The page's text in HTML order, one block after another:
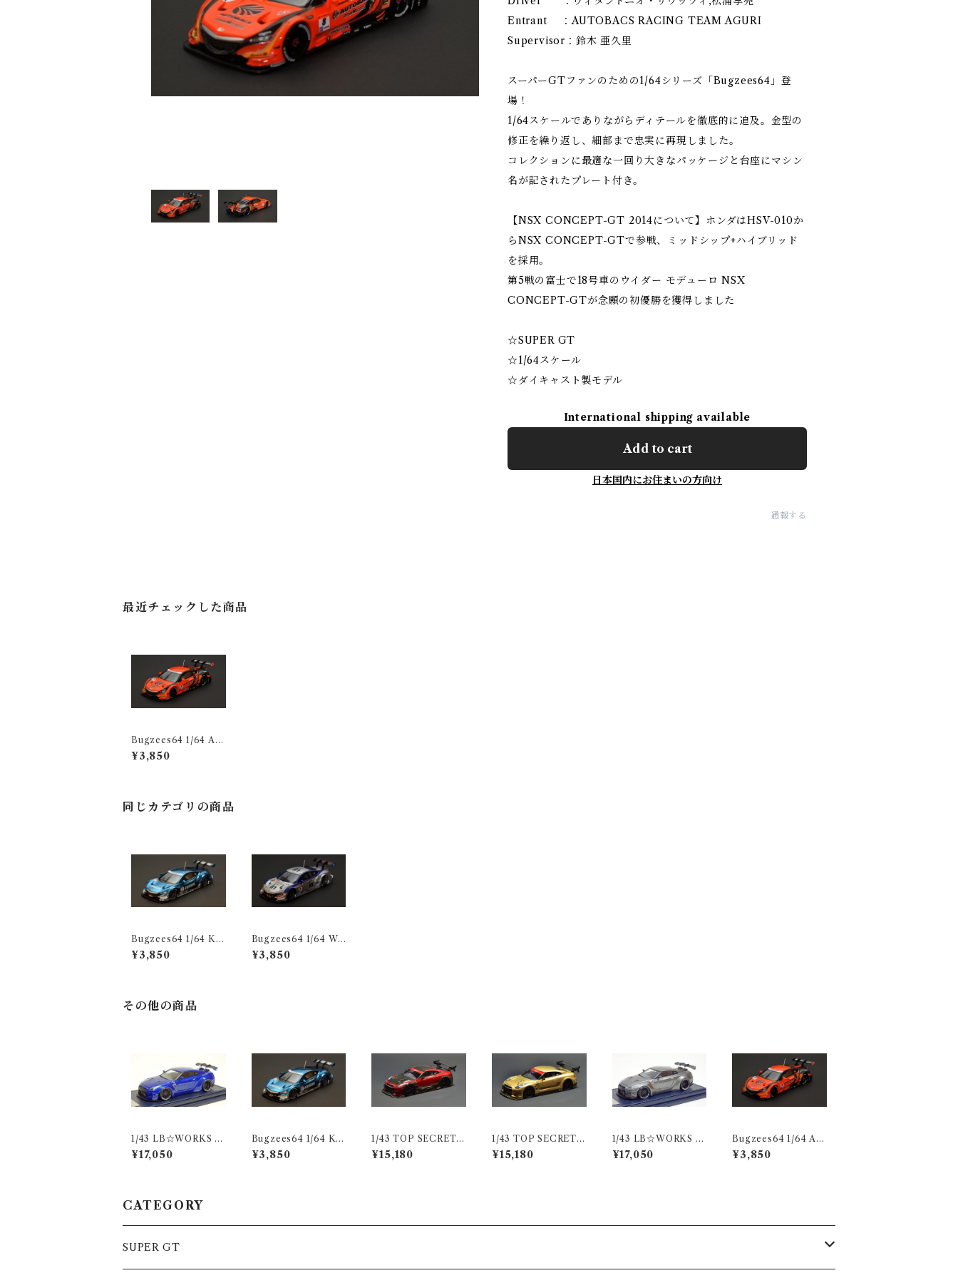
Entrant ：AUTOBACS RACING TEAM AGURI
Supervisor：鈴木 亜久里
スーパーGTファンのための1/64シリーズ「Bugzees64」登
場！
1/64スケールでありながらディテールを徹底的に追及。金型の
修正を繰り返し、細部まで忠実に再現しました。
コレクションに最適な一回り大きなパッケージと台座にマシン
名が記されたプレート付き。
【NSX CONCEPT-GT 2014について】ホンダはHSV-010か
らNSX CONCEPT-GTで参戦、ミッドシップ+ハイブリッド
を採用。
第5戦の富士で18号車のウイダー モデューロ NSX
CONCEPT-GTが念願の初優勝を獲得しました
☆SUPER GT
☆1/64スケール
☆ダイキャスト製モデル
International shipping available
Add to cart
日本国内にお住まいの方向け
通報する
最近チェックした商品
Bugzees64 1/64 AR
TA NSX CONCEPT
-GT No.8 SUPER G
¥3,850
同じカテゴリの商品
Bugzees64 1/64 KE
IHIN NSX CONCE
PT-GT No.17 SUPE
¥3,850
Bugzees64 1/64 Wei
der Modulo NSX C
ONCEPT-GT No.18
¥3,850
その他の商品
1/43 LB☆WORKS R
35 GT-R LB メタリッ
クブルー ＧＴウイング
¥17,050
Bugzees64 1/64 KE
IHIN NSX CONCE
PT-GT No.17 SUPE
¥3,850
1/43 TOP SECRET R
35 GT-R TS RED
¥15,180
1/43 TOP SECRET R
35 GT-R TOP SECR
ET GOLD
¥15,180
1/43 LB☆WORKS R
35 GT-R LB ガンメタ
リック ＧＴウイング
¥17,050
Bugzees64 1/64 AR
TA NSX CONCEPT
-GT No.8 SUPER G
¥3,850
CATEGORY
SUPER GT